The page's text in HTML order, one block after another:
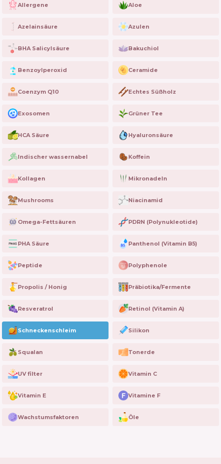
Allergene Aloe
Azelainsäure Azulen
BHA Salicylsäure Bakuchiol
Benzoylperoxid Ceramide
Coenzym Q10 Echtes Süßholz
Exosomen Grüner Tee
HCA Säure Hyaluronsäure
Indischer wassernabel Koffein
Kollagen Mikronadeln
Mushrooms Niacinamid
Omega-Fettsäuren PDRN (Polynukleotide)
PHA Säure Panthenol (Vitamin B5)
Peptide Polyphenole
Propolis / Honig Präbiotika/Fermente
Resveratrol Retinol (Vitamin A)
Schneckenschleim Silikon
Squalan Tonerde
UV filter Vitamin C
Vitamin E Vitamine F
Wachstumsfaktoren Öle